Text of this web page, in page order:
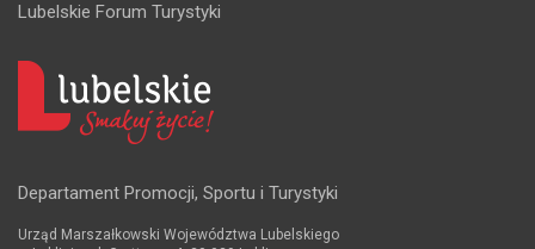
Lubelskie Forum Turystyki
Departament Promocji, Sportu i Turystyki
Urząd Marszałkowski Województwa Lubelskiego